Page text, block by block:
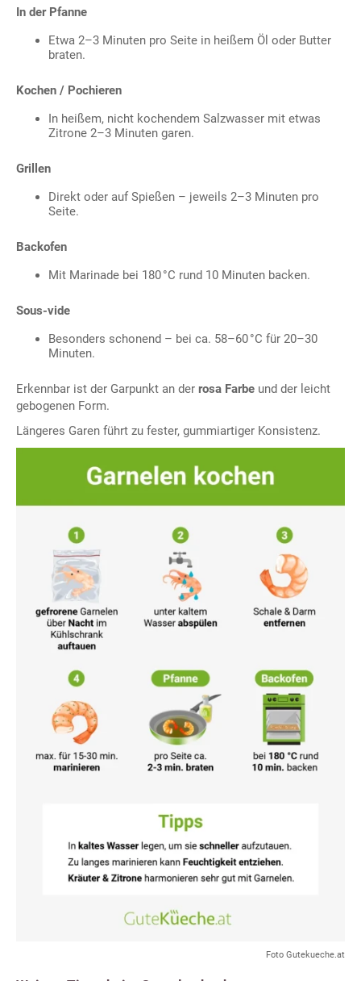
In der Pfanne
Etwa 2–3 Minuten pro Seite in heißem Öl oder Butter
braten.
Kochen / Pochieren
In heißem, nicht kochendem Salzwasser mit etwas
Zitrone 2–3 Minuten garen.
Grillen
Direkt oder auf Spießen – jeweils 2–3 Minuten pro
Seite.
Backofen
Mit Marinade bei 180 °C rund 10 Minuten backen.
Sous-vide
Besonders schonend – bei ca. 58–60 °C für 20–30
Minuten.
Erkennbar ist der Garpunkt an der rosa Farbe und der leicht
gebogenen Form.
Längeres Garen führt zu fester, gummiartiger Konsistenz.
Foto Gutekueche.at